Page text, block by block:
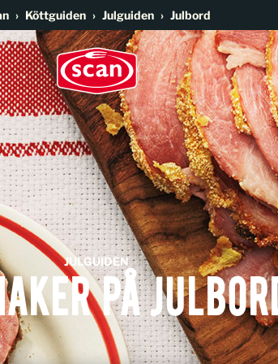
Köttguiden Julguiden Julbord
JULGUIDEN
på